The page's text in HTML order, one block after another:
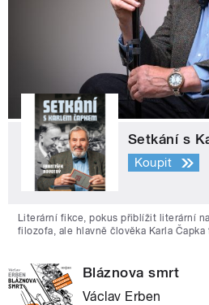
Setkání s
Koupit
Literární fikce, pokus přiblížit literární
filozofa, ale hlavně člověka Karla Čapka
Bláznova smrt
Václav Erben